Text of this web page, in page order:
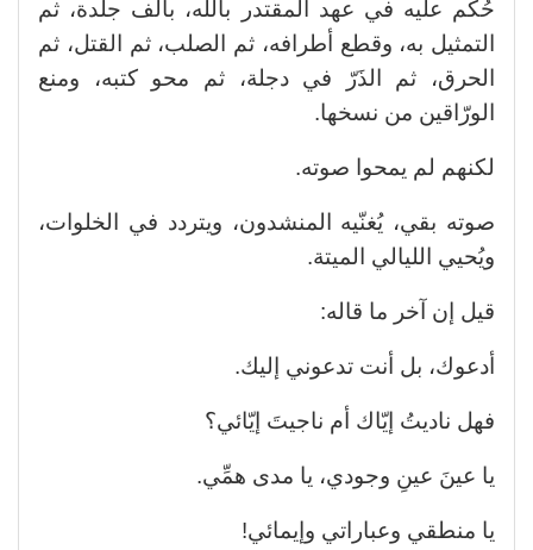
حُكم عليه في عهد المقتدر بالله، بألف جلدة، ثم
التمثيل به، وقطع أطرافه، ثم الصلب، ثم القتل، ثم
الحرق، ثم الذَرّ في دجلة، ثم محو كتبه، ومنع
الورّاقين من نسخها.
لكنهم لم يمحوا صوته.
صوته بقي، يُغنّيه المنشدون، ويتردد في الخلوات،
ويُحيي الليالي الميتة.
قيل إن آخر ما قاله:
أدعوك، بل أنت تدعوني إليك.
فهل ناديتُ إيّاك أم ناجيتَ إيّائي؟
يا عينَ عينِ وجودي، يا مدى همِّي.
يا منطقي وعباراتي وإيمائي!